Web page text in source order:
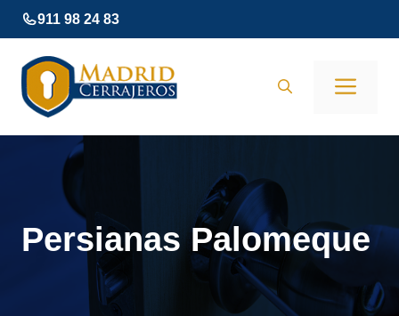
Saltar
al
contenido
911 98 24 83
Persianas Palomeque